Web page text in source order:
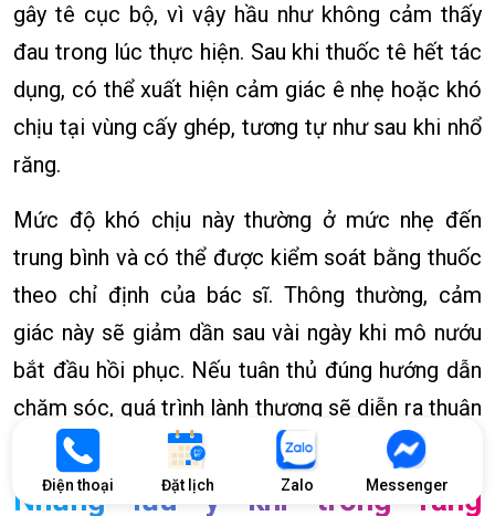
Điện thoại Đặt lịch Zalo Messenger
gây tê cục bộ, vì vậy hầu như không cảm thấy
đau trong lúc thực hiện. Sau khi thuốc tê hết tác
dụng, có thể xuất hiện cảm giác ê nhẹ hoặc khó
chịu tại vùng cấy ghép, tương tự như sau khi nhổ
răng.
Mức độ khó chịu này thường ở mức nhẹ đến
trung bình và có thể được kiểm soát bằng thuốc
theo chỉ định của bác sĩ. Thông thường, cảm
giác này sẽ giảm dần sau vài ngày khi mô nướu
bắt đầu hồi phục. Nếu tuân thủ đúng hướng dẫn
chăm sóc, quá trình lành thương sẽ diễn ra thuận
Những lưu ý khi trồng răng